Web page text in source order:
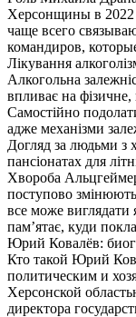
Херсонщины в 2022
чаще всего
командиров,
Лікування
Алкогольна
впливає на
Самостійно
адже механізми
Догляд за людьми з
пансіонатах для
Хвороба
поступово
все може виглядати
пам’ятає, куди
Юрий Ковалёв:
Кто такой Юрий
политическим и
Херсонской
директора